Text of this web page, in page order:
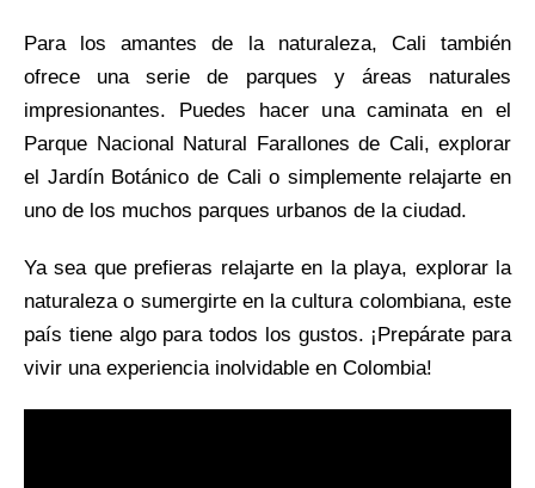
Para los amantes de la naturaleza, Cali también
ofrece una serie de parques y áreas naturales
impresionantes. Puedes hacer una caminata en el
Parque Nacional Natural Farallones de Cali, explorar
el Jardín Botánico de Cali o simplemente relajarte en
uno de los muchos parques urbanos de la ciudad.
Ya sea que prefieras relajarte en la playa, explorar la
naturaleza o sumergirte en la cultura colombiana, este
país tiene algo para todos los gustos. ¡Prepárate para
vivir una experiencia inolvidable en Colombia!